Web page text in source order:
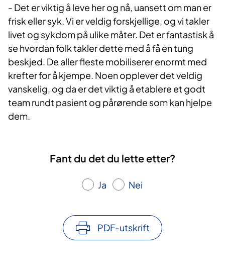
- Det er viktig å leve her og nå, uansett om man er
frisk eller syk. Vi er veldig forskjellige, og vi takler
livet og sykdom på ulike måter. Det er fantastisk å
se hvordan folk takler dette med å få en tung
beskjed. De aller fleste mobiliserer enormt med
krefter for å kjempe. Noen opplever det veldig
vanskelig, og da er det viktig å etablere et godt
team rundt pasient og pårørende som kan hjelpe
dem.​
Fant du det du lette etter?
Ja Nei
PDF-utskrift